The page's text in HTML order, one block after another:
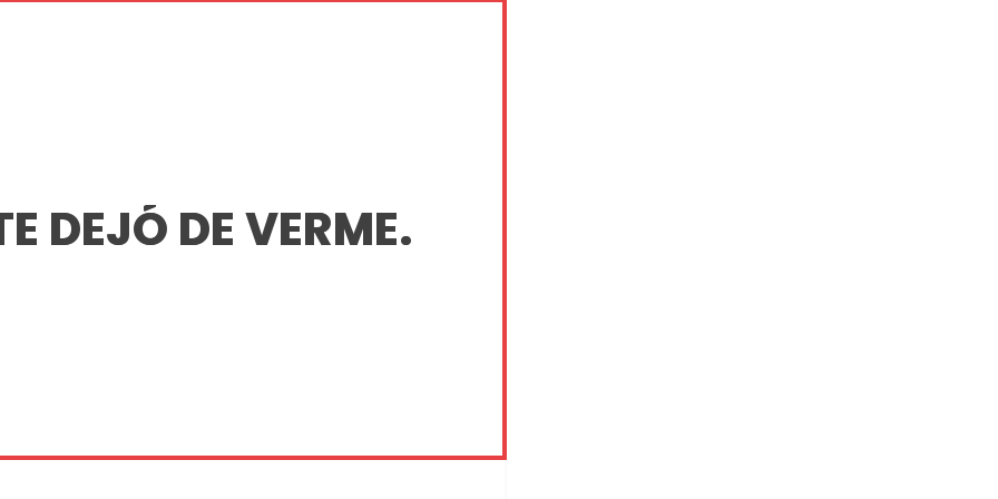
DEJÓ DE VERME.